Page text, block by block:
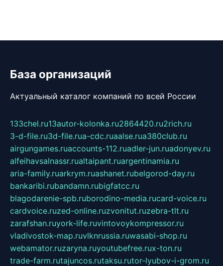
База организаций
Актуальный каталог компаний по всей России
133chel.ru13autor-kolonka.ru2864420.ru2rich.ru
3-d-file.ru3d-file.rua-cdc.ruaalse.rua380club.ru
airgungames.ruaccounts-112.ruadler-jun.ruadonyev.ru
alfeihavsalnassr.rualtaipant.ruargentinamia.ru
aria-family.ruarkrym.ruashanet.rubelgorod-day.ru
bankaribi.rubandamn.rubigfatcc.ru
blagodarenie-spb.ruborodino-media.rucard-voice.ru
cardvoice.ruzed-online.ruzvonitut.ruzebra-tlt.ru
zarafshan.ruyork-life.ruvintovoykompressor.ru
vladivostok-map.ruvlknrussia.ruwasabi-shop.ru
webamator.ruzaryna.ruyoutubefree.rux-ton.ru
trade-farm.rutajuncos.rutaksu.rutor-lyubov-i-grom.ru